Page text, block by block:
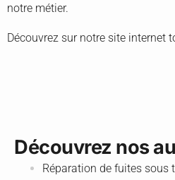
notre métier.
Découvrez sur notre site internet
Découvrez nos
Réparation de fuites sous